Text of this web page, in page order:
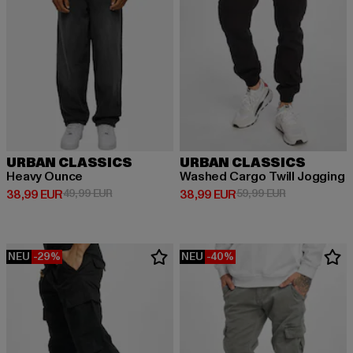
URBAN CLASSICS
Heavy Ounce
38,99 EUR
Derzeitiger Preis: 38,99 EUR
49,99 EURAktionspreis: 49,99 EUR
URBAN CLASSICS
Washed Cargo Twill Jogging
38,99 EUR
Derzeitiger Preis: 38,99 EUR
59,99 EURAktionspreis:
NEU -29% NEU -40%